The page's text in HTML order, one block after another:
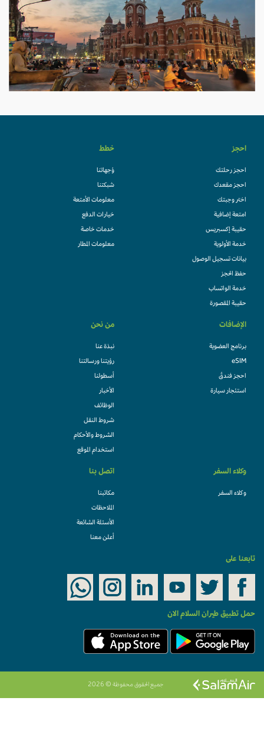
احجز
احجز رحلتك
احجز مقعدك
اختر وجبتك
امتعة إضافية
حقيبة إكسبريس
خدمة الأولوية
بيانات تسجيل الوصول
حفظ الحجز
خدمة الواتساب
حقيبة المقصورة
خطط
وُجهاتنا
شبكتنا
معلومات الأمتعة
خيارات الدفع
خدمات خاصة
معلومات المطار
الإضافات
برنامج العضوية
eSIM
احجز فندقً
استئجار سيارة
من نحن
نبذة عنا
رؤيتنا ورسالتنا
أسطولنا
الأخبار
الوظائف
شروط النقل
الشروط والأحكام
استخدام الموقع
وكلاء السفر
وكلاء السفر
اتصل بنا
مكاتبنا
الملاحظات
الأسئلة الشائعة
أعلن معنا
تابعنا على
حمل تطبيق طيران السلام الان
جميع الحقوق محفوظة © 2026